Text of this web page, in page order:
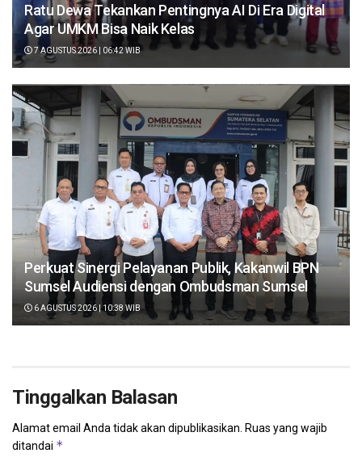
Ratu Dewa Tekankan Pentingnya AI Di Era Digital
Agar UMKM Bisa Naik Kelas
7 AGUSTUS 2026 | 06:42 WIB
Perkuat Sinergi Pelayanan Publik, Kakanwil BPN
Sumsel Audiensi dengan Ombudsman Sumsel
6 AGUSTUS 2026 | 10:38 WIB
Tinggalkan Balasan
Alamat email Anda tidak akan dipublikasikan. Ruas yang wajib
ditandai *